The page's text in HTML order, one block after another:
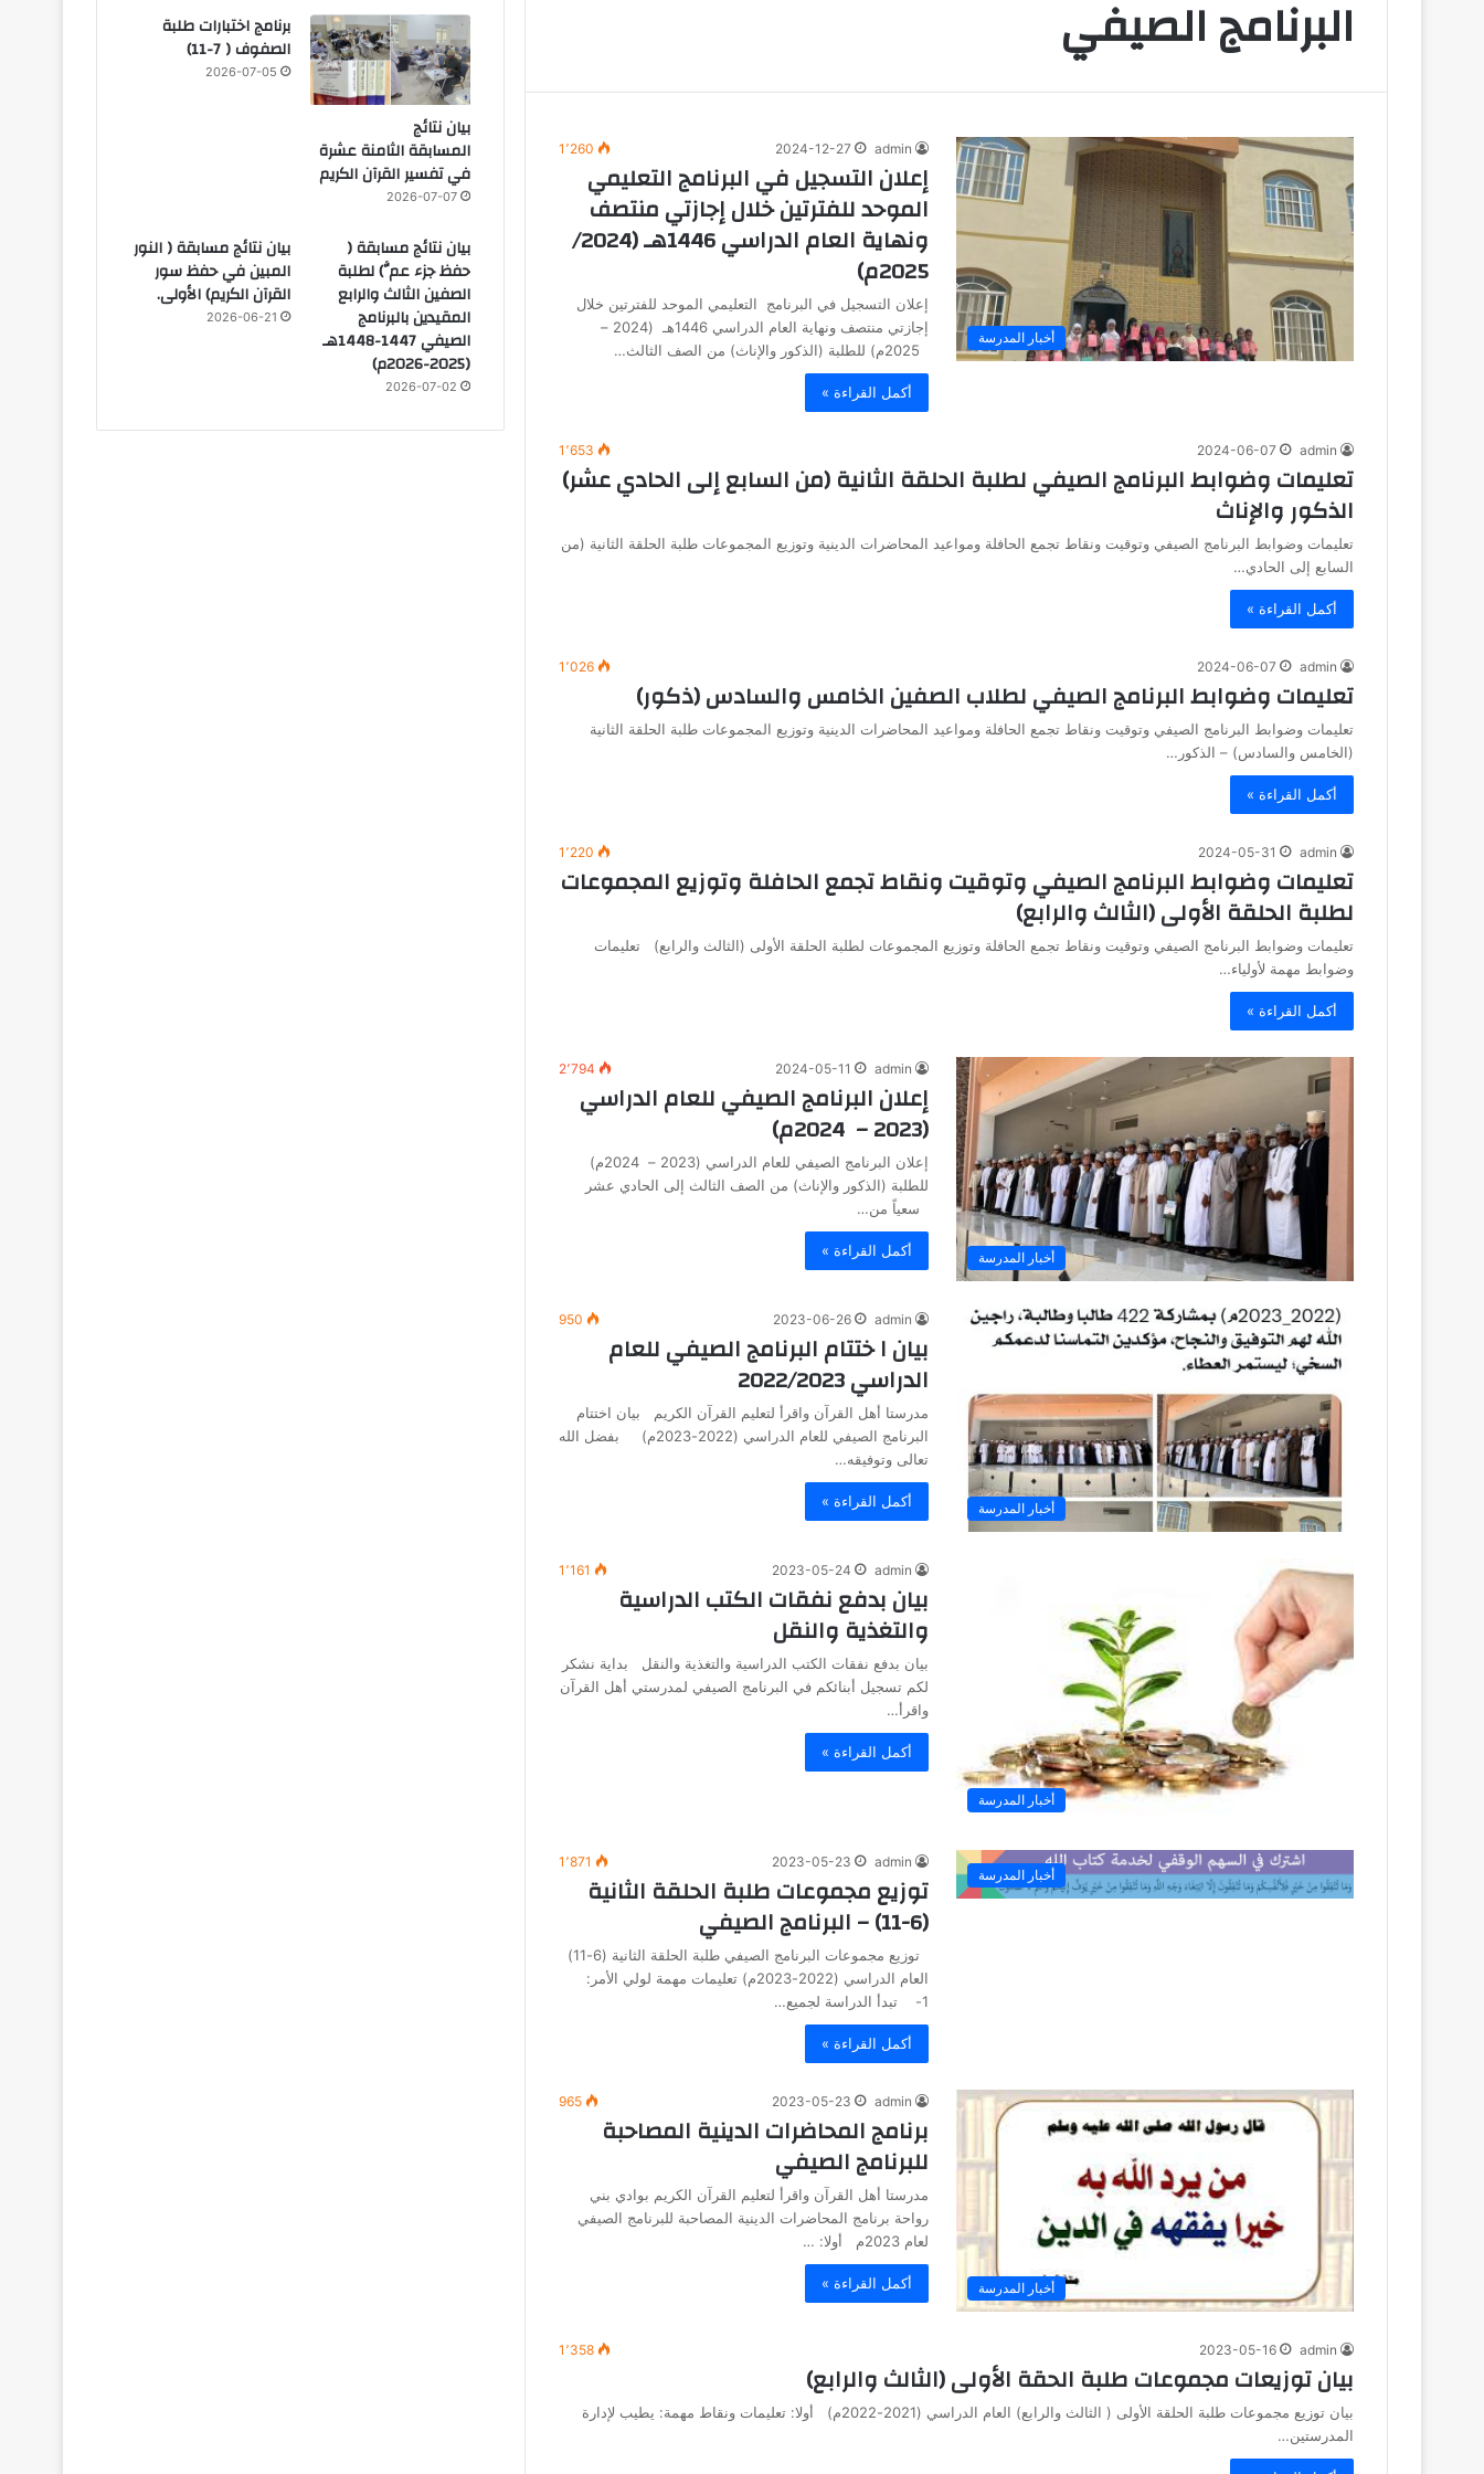
البرنامج الصيفي
أخبار المدرسة
admin
2024-12-27 1٬260
إعلان التسجيل في البرنامج التعليمي
الموحد للفترتين خلال إجازتي منتصف
ونهاية العام الدراسي 1446هـ (2024/
2025م)
إعلان التسجيل في البرنامج التعليمي الموحد للفترتين خلال
إجازتي منتصف ونهاية العام الدراسي 1446هـ (2024 –
أكمل القراءة »
admin
2024-06-07 1٬653
تعليمات وضوابط البرنامج الصيفي لطلبة الحلقة الثانية (من السابع إلى الحادي عشر)
الذكور والإناث
تعليمات وضوابط البرنامج الصيفي وتوقيت ونقاط تجمع الحافلة ومواعيد المحاضرات الدينية وتوزيع المجموعات طلبة الحلقة الثانية (من
السابع إلى الحادي…
أكمل القراءة »
admin
2024-06-07 1٬026
تعليمات وضوابط البرنامج الصيفي لطلاب الصفين الخامس والسادس (ذكور)
تعليمات وضوابط البرنامج الصيفي وتوقيت ونقاط تجمع الحافلة ومواعيد المحاضرات الدينية وتوزيع المجموعات طلبة الحلقة الثانية
(الخامس والسادس) – الذكور…
أكمل القراءة »
admin
2024-05-31 1٬220
تعليمات وضوابط البرنامج الصيفي وتوقيت ونقاط تجمع الحافلة وتوزيع المجموعات
لطلبة الحلقة الأولى (الثالث والرابع)
تعليمات وضوابط البرنامج الصيفي وتوقيت ونقاط تجمع الحافلة وتوزيع المجموعات لطلبة الحلقة الأولى (الثالث والرابع) تعليمات
وضوابط مهمة لأولياء…
أكمل القراءة »
أخبار المدرسة
admin
2024-05-11 2٬794
إعلان البرنامج الصيفي للعام الدراسي
(2023 – 2024م)
إعلان البرنامج الصيفي للعام الدراسي (2023 – 2024م)
للطلبة (الذكور والإناث) من الصف الثالث إلى الحادي عشر
سعياً من…
أكمل القراءة »
أخبار المدرسة
admin
2023-06-26
950
بيان ا ختتام البرنامج الصيفي للعام
الدراسي 2022/2023
مدرستا أهل القرآن واقرأ لتعليم القرآن الكريم بيان اختتام
البرنامج الصيفي للعام الدراسي (2022-2023م) بفضل الله
تعالى وتوفيقه…
أكمل القراءة »
أخبار المدرسة
admin
2023-05-24 1٬161
بيان بدفع نفقات الكتب الدراسية
والتغذية والنقل
بيان بدفع نفقات الكتب الدراسية والتغذية والنقل بداية نشكر
لكم تسجيل أبنائكم في البرنامج الصيفي لمدرستي أهل القرآن
واقرأ…
أكمل القراءة »
أخبار المدرسة
admin
2023-05-23 1٬871
توزيع مجموعات طلبة الحلقة الثانية
(6-11) – البرنامج الصيفي
توزيع مجموعات البرنامج الصيفي طلبة الحلقة الثانية (6-11)
العام الدراسي (2022-2023م) تعليمات مهمة لولي الأمر:
1- تبدأ الدراسة لجميع…
أكمل القراءة »
أخبار المدرسة
admin
2023-05-23
965
برنامج المحاضرات الدينية المصاحبة
للبرنامج الصيفي
مدرستا أهل القرآن واقرأ لتعليم القرآن الكريم بوادي بني
رواحة برنامج المحاضرات الدينية المصاحبة للبرنامج الصيفي
لعام 2023م أولا: …
أكمل القراءة »
admin
2023-05-16 1٬358
بيان توزيعات مجموعات طلبة الحقة الأولى (الثالث والرابع)
بيان توزيع مجموعات طلبة الحلقة الأولى ( الثالث والرابع) العام الدراسي (2021-2022م) أولا: تعليمات ونقاط مهمة: يطيب لإدارة
المدرستين…
بيان نتائج
المسابقة الثامنة عشرة
في تفسير القرآن الكريم
2026-07-07
برنامج اختبارات طلبة
الصفوف ( 7-11)
2026-07-05
بيان نتائج مسابقة (
حفظ جزء عمَّ) لطلبة
الصفين الثالث والرابع
المقيدين بالبرنامج
الصيفي 1447-1448هـ
(2025-2026م)
2026-07-02
بيان نتائج مسابقة ( النور
المبين في حفظ سور
القرآن الكريم) الأولى.
2026-06-21